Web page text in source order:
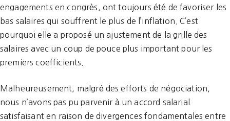
engagements en congrès, ont toujours été de favoriser les
bas salaires qui souffrent le plus de l’inflation. C’est
pourquoi elle a proposé un ajustement de la grille des
salaires avec un coup de pouce plus important pour les
premiers coefficients.
Malheureusement, malgré des efforts de négociation,
nous n’avons pas pu parvenir à un accord salarial
satisfaisant en raison de divergences fondamentales entre